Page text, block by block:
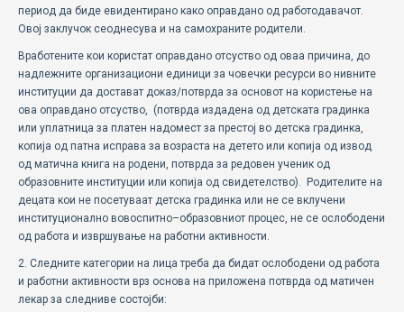
период да биде евидентирано како оправдано од работодавачот.
Овој заклучок сеоднесува и на самохраните родители.
Вработените кои користат оправдано отсуство од оваа причина, до
надлежните организациони единици за човечки ресурси во нивните
институции да достават доказ/потврда за основот на користење на
ова оправдано отсуство, (потврда издадена од детската градинка
или уплатница за платен надомест за престој во детска градинка,
копија од патна исправа за возраста на детето или копија од извод
од матична книга на родени, потврда за редовен ученик од
образовните институции или копија од свидетелство). Родителите на
децата кои не посетуваат детска градинка или не се вклучени
институционално вовоспитно–образовниот процес, не се ослободени
од работа и извршување на работни активности.
2. Следните категории на лица треба да бидат ослободени од работа
и работни активности врз основа на приложена потврда од матичен
лекар за следниве состојби: